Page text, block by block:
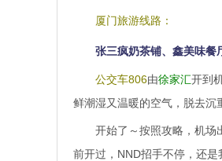
厦门旅游线路：
张三疯奶茶铺、鑫美味餐
公交车806由徐家汇开到
鲜潮湿又温暖的空气，脱去沉
开始了～按照攻略，机场
前开过，NND招手不停，还